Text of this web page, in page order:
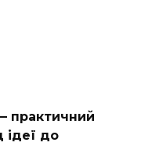
практичний
ідеї до